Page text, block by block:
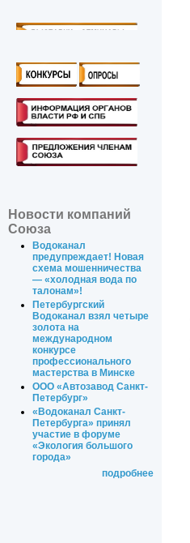
Новости компаний
Союза
Водоканал
предупреждает! Новая
схема мошенничества
— «холодная вода по
талонам»!
Петербургский
Водоканал взял четыре
золота на
международном
конкурсе
профессионального
мастерства в Минске
ООО «Автозавод Санкт-
Петербург»
«Водоканал Санкт-
Петербурга» принял
участие в форуме
«Экология большого
города»
подробнее